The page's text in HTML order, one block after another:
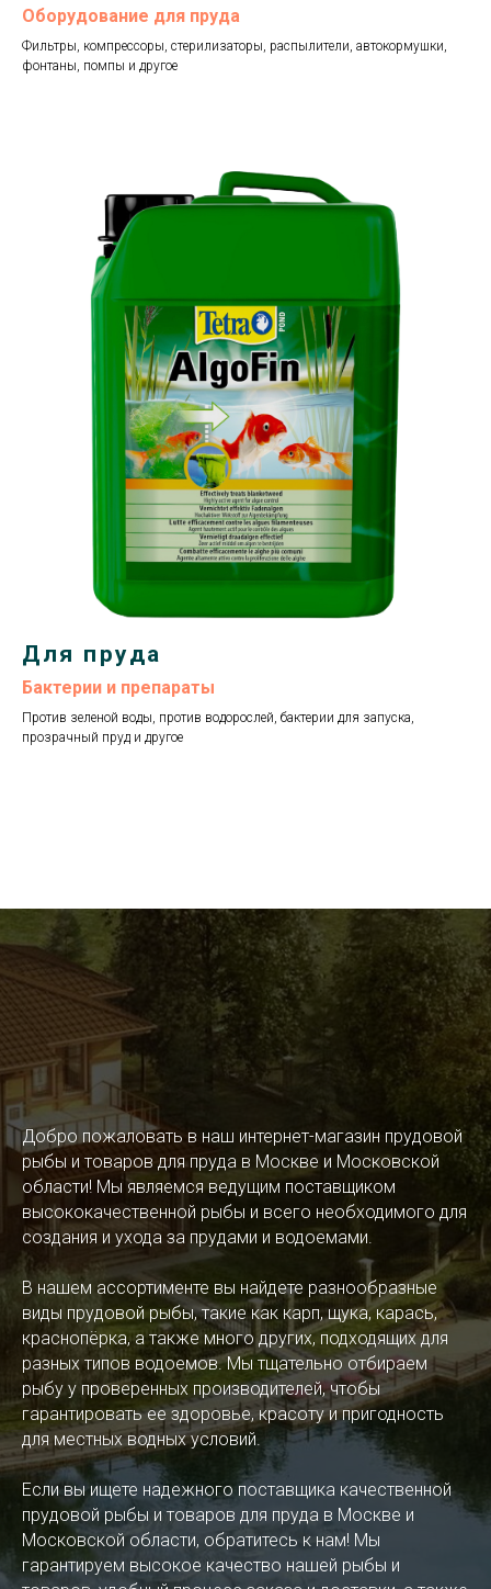
Оборудование для пруда
Фильтры, компрессоры, стерилизаторы, распылители, автокормушки,
фонтаны, помпы и другое
Для пруда
Бактерии и препараты
Против зеленой воды, против водорослей, бактерии для запуска,
прозрачный пруд и другое
Добро пожаловать в наш интернет-магазин прудовой
рыбы и товаров для пруда в Москве и Московской
области! Мы являемся ведущим поставщиком
высококачественной рыбы и всего необходимого для
создания и ухода за прудами и водоемами.
В нашем ассортименте вы найдете разнообразные
виды прудовой рыбы, такие как карп, щука, карась,
краснопёрка, а также много других, подходящих для
разных типов водоемов. Мы тщательно отбираем
рыбу у проверенных производителей, чтобы
гарантировать ее здоровье, красоту и пригодность
для местных водных условий.
Если вы ищете надежного поставщика качественной
прудовой рыбы и товаров для пруда в Москве и
Московской области, обратитесь к нам! Мы
гарантируем высокое качество нашей рыбы и